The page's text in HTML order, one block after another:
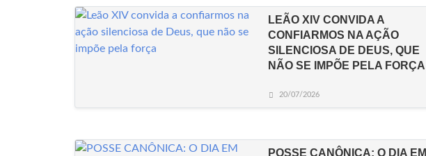
LEÃO XIV CONVIDA A
CONFIARMOS NA AÇÃO
SILENCIOSA DE DEUS, QUE
NÃO SE IMPÕE PELA FORÇA
20/07/2026
POSSE CANÔNICA: O DIA EM